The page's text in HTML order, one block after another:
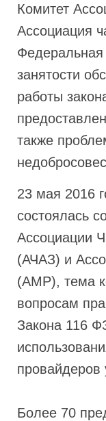
Комитет
Ассоциация
занятости
работы
также
23 мая 2016
состоялась
Ассоциации
(АЧАЗ) и
(АМР), тема
вопросам
Закона 116
провайдеров
Более 70